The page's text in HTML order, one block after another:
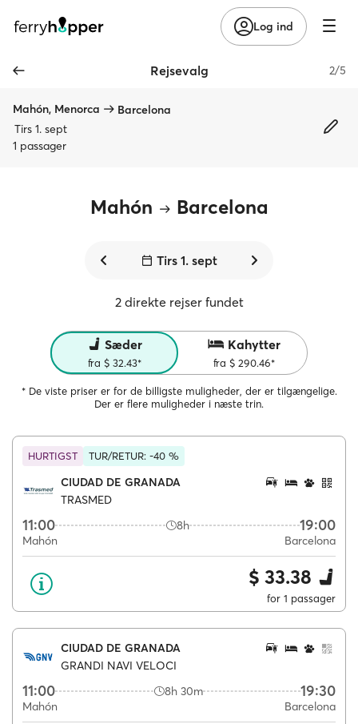
Log ind
Rejsevalg 2/5
Mahón, Menorca
Barcelona
Tirs 1. sept
1 passager
Mahón Barcelona
Tirs 1. sept
2 direkte rejser fundet
Sæder
fra $ 32.43*
Kahytter
fra $ 290.46*
* De viste priser er for de billigste muligheder, der er tilgængelige.
Der er flere muligheder i næste trin.
HURTIGST TUR/RETUR: -40 %
CIUDAD DE GRANADA
TRASMED
11:00 8h 19:00
Mahón Barcelona
$ 33.38
for 1 passager
CIUDAD DE GRANADA
GRANDI NAVI VELOCI
11:00 8h 30m 19:30
Mahón Barcelona